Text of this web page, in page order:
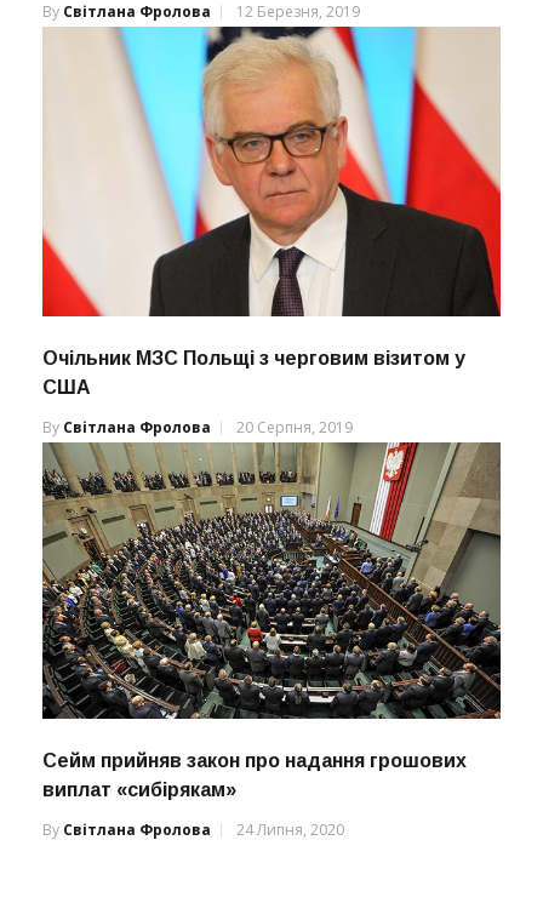
By Світлана Фролова 12 Березня, 2019
Очільник МЗС Польщі з черговим візитом у
США
By Світлана Фролова 20 Серпня, 2019
Сейм прийняв закон про надання грошових
виплат «сибірякам»
By Світлана Фролова 24 Липня, 2020